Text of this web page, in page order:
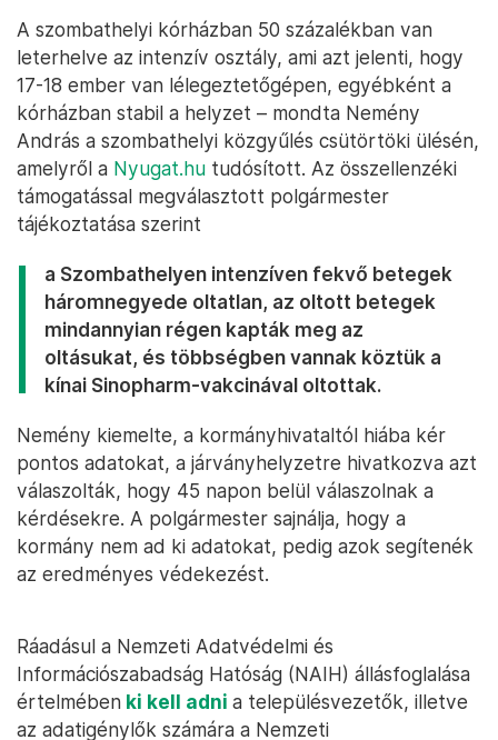
A szombathelyi kórházban 50 százalékban van
leterhelve az intenzív osztály, ami azt jelenti, hogy
17-18 ember van lélegeztetőgépen, egyébként a
kórházban stabil a helyzet – mondta Nemény
András a szombathelyi közgyűlés csütörtöki ülésén,
amelyről a Nyugat.hu tudósított. Az összellenzéki
támogatással megválasztott polgármester
tájékoztatása szerint
a Szombathelyen intenzíven fekvő betegek
háromnegyede oltatlan, az oltott betegek
mindannyian régen kapták meg az
oltásukat, és többségben vannak köztük a
kínai Sinopharm-vakcinával oltottak.
Nemény kiemelte, a kormányhivataltól hiába kér
pontos adatokat, a járványhelyzetre hivatkozva azt
válaszolták, hogy 45 napon belül válaszolnak a
kérdésekre. A polgármester sajnálja, hogy a
kormány nem ad ki adatokat, pedig azok segítenék
az eredményes védekezést.
Ráadásul a Nemzeti Adatvédelmi és
Információszabadság Hatóság (NAIH) állásfoglalása
értelmében ki kell adni a településvezetők, illetve
az adatigénylők számára a Nemzeti